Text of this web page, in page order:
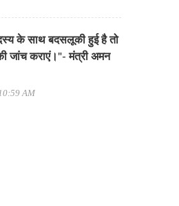
के साथ बदसलूकी हुई है तो
जांच कराएं।"- मंत्री अमन
AM